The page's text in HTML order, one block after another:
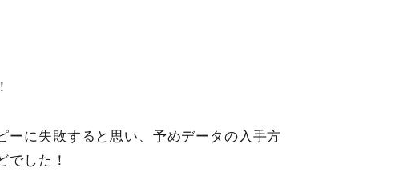
ーに失敗すると思い、予めデータの入手方
でした！